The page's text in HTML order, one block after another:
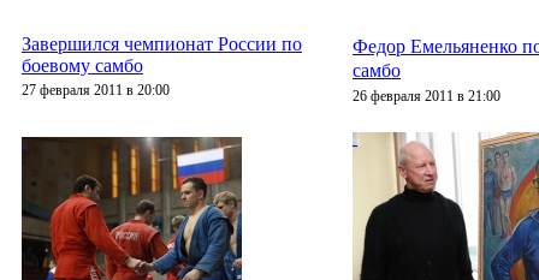
Завершился чемпионат России по
боевому самбо
27 февраля 2011 в 20:00
Федор Емельяненко
самбо
26 февраля 2011 в 21:00